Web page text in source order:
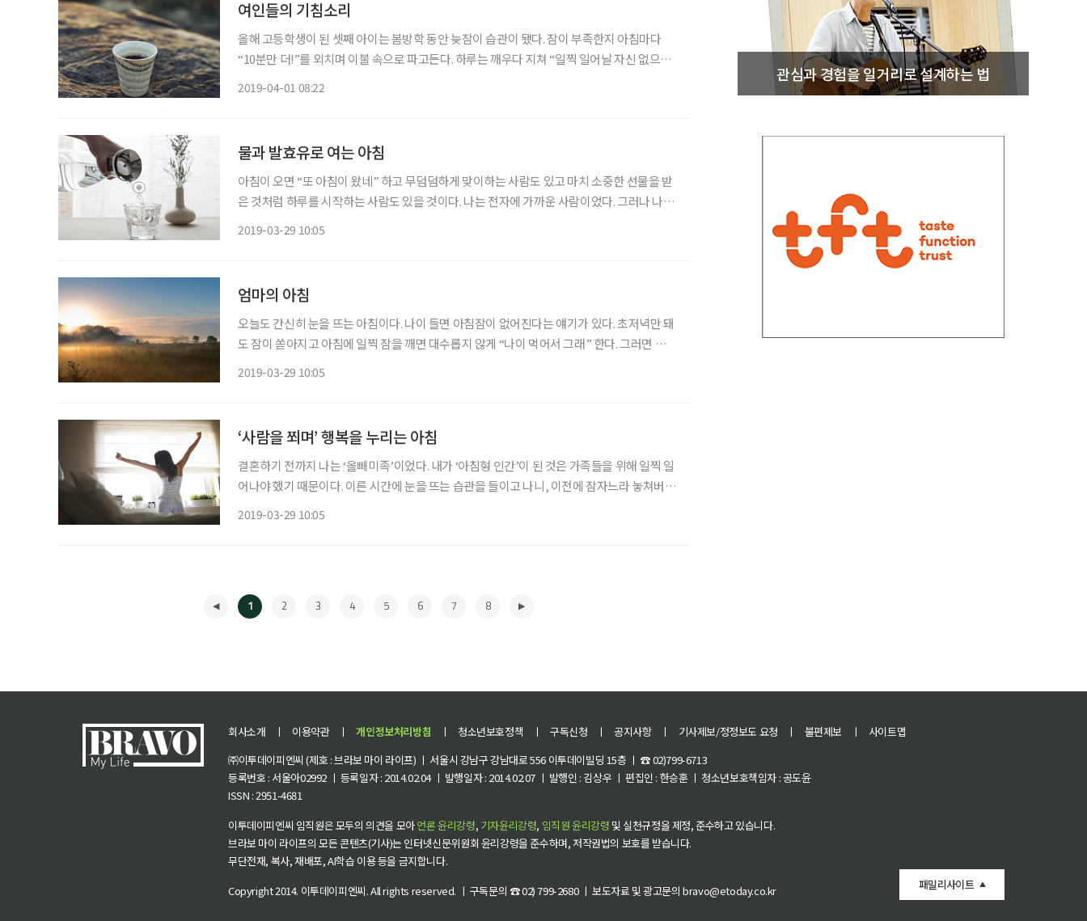
여인들의 기침소리
올해 고등학생이 된 셋째 아이는 봄방학 동안 늦잠이 습관이 됐다. 잠이 부족한지 아침마다
“10분만 더!”를 외치며 이불 속으로 파고든다. 하루는 깨우다 지쳐 “일찍 일어날 자신 없으면
2019-04-01 08:22
물과 발효유로 여는 아침
아침이 오면 “또 아침이 왔네” 하고 무덤덤하게 맞이하는 사람도 있고 마치 소중한 선물을 받
은 것처럼 하루를 시작하는 사람도 있을 것이다. 나는 전자에 가까운 사람이었다. 그러나 나이
2019-03-29 10:05
엄마의 아침
오늘도 간신히 눈을 뜨는 아침이다. 나이 들면 아침잠이 없어진다는 얘기가 있다. 초저녁만 돼
도 잠이 쏟아지고 아침에 일찍 잠을 깨면 대수롭지 않게 “나이 먹어서 그래” 한다. 그러면 나는
2019-03-29 10:05
‘사람을 쬐며’ 행복을 누리는 아침
결혼하기 전까지 나는 ‘올빼미족’이었다. 내가 ‘아침형 인간’이 된 것은 가족들을 위해 일찍 일
어나야 했기 때문이다. 이른 시간에 눈을 뜨는 습관을 들이고 나니, 이전에 잠자느라 놓쳐버린
2019-03-29 10:05
1 2 3 4 5 6 7 8
관심과 경험을 일거리로 설계하는 법
회사소개 ㅣ 이용약관 ㅣ 개인정보처리방침 ㅣ 청소년보호정책 ㅣ 구독신청 ㅣ 공지사항 ㅣ 기사제보/정정보도 요청 ㅣ 불편제보 ㅣ
사이트맵
㈜이투데이피엔씨 (제호 : 브라보 마이 라이프) ㅣ 서울시 강남구 강남대로 556 이투데이빌딩 15층 ㅣ ☎ 02)799-6713
등록번호 : 서울아02992 ㅣ 등록일자 : 2014.02.04 ㅣ 발행일자 : 2014.02.07 ㅣ 발행인 : 김상우 ㅣ 편집인 : 한승훈 ㅣ 청소년보호책임자 : 공도윤
ISSN : 2951-4681
이투데이피엔씨 임직원은 모두의 의견을 모아언론 윤리강령, 기자윤리강령, 임직원 윤리강령 및 실천규정을 제정, 준수하고 있습니다.
브라보 마이 라이프의 모든 콘텐츠(기사)는 인터넷신문위원회 윤리강령을 준수하며, 저작권법의 보호를 받습니다.
무단전재, 복사, 재배포, AI학습 이용 등을 금지합니다.
Copyright 2014. 이투데이피엔씨. All rights reserved. ㅣ 구독문의 ☎ 02) 799-2680 ㅣ 보도자료 및 광고문의 bravo@etoday.co.kr 패밀리사이트